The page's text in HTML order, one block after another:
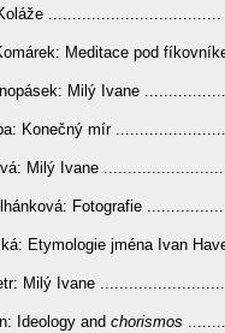
....................................
Meditace pod
Milý Ivane
Konečný mír
Milý Ivane
Fotografie
Etymologie jména Ivan
Milý Ivane
Ideology and chorismos